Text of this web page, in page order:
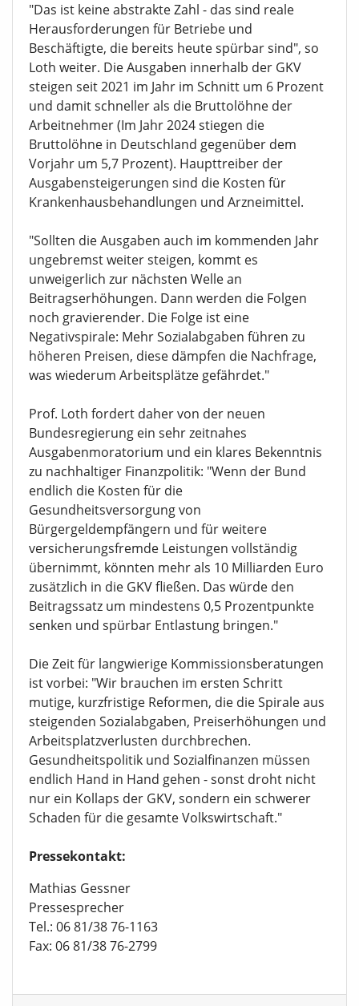
"Das ist keine abstrakte Zahl - das sind reale
Herausforderungen für Betriebe und
Beschäftigte, die bereits heute spürbar sind", so
Loth weiter. Die Ausgaben innerhalb der GKV
steigen seit 2021 im Jahr im Schnitt um 6 Prozent
und damit schneller als die Bruttolöhne der
Arbeitnehmer (Im Jahr 2024 stiegen die
Bruttolöhne in Deutschland gegenüber dem
Vorjahr um 5,7 Prozent). Haupttreiber der
Ausgabensteigerungen sind die Kosten für
Krankenhausbehandlungen und Arzneimittel.
"Sollten die Ausgaben auch im kommenden Jahr
ungebremst weiter steigen, kommt es
unweigerlich zur nächsten Welle an
Beitragserhöhungen. Dann werden die Folgen
noch gravierender. Die Folge ist eine
Negativspirale: Mehr Sozialabgaben führen zu
höheren Preisen, diese dämpfen die Nachfrage,
was wiederum Arbeitsplätze gefährdet."
Prof. Loth fordert daher von der neuen
Bundesregierung ein sehr zeitnahes
Ausgabenmoratorium und ein klares Bekenntnis
zu nachhaltiger Finanzpolitik: "Wenn der Bund
endlich die Kosten für die
Gesundheitsversorgung von
Bürgergeldempfängern und für weitere
versicherungsfremde Leistungen vollständig
übernimmt, könnten mehr als 10 Milliarden Euro
zusätzlich in die GKV fließen. Das würde den
Beitragssatz um mindestens 0,5 Prozentpunkte
senken und spürbar Entlastung bringen."
Die Zeit für langwierige Kommissionsberatungen
ist vorbei: "Wir brauchen im ersten Schritt
mutige, kurzfristige Reformen, die die Spirale aus
steigenden Sozialabgaben, Preiserhöhungen und
Arbeitsplatzverlusten durchbrechen.
Gesundheitspolitik und Sozialfinanzen müssen
endlich Hand in Hand gehen - sonst droht nicht
nur ein Kollaps der GKV, sondern ein schwerer
Schaden für die gesamte Volkswirtschaft."
Pressekontakt:
Mathias Gessner
Pressesprecher
Tel.: 06 81/38 76-1163
Fax: 06 81/38 76-2799